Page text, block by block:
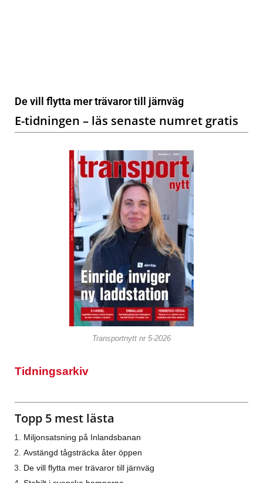
De vill flytta mer trävaror till järnväg
E-tidningen – läs senaste numret gratis
Transportnytt nr 5-2026
Tidningsarkiv
Topp 5 mest lästa
Miljonsatsning på Inlandsbanan
Avstängd tågsträcka åter öppen
De vill flytta mer trävaror till järnväg